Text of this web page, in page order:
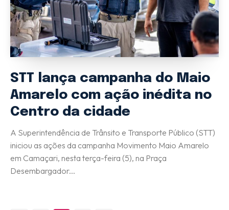
STT lança campanha do Maio
Amarelo com ação inédita no
Centro da cidade
A Superintendência de Trânsito e Transporte Público (STT)
iniciou as ações da campanha Movimento Maio Amarelo
em Camaçari, nesta terça-feira (5), na Praça
Desembargador...